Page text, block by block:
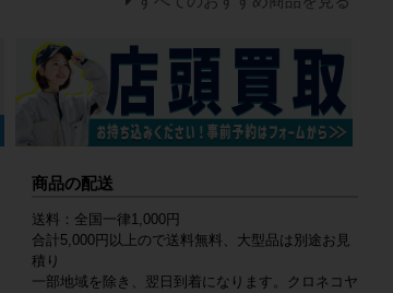
商品の配送
送料：全国一律1,000円
合計5,000円以上ので送料無料、大型品は別途お見
積り
一部地域を除き、翌日到着になります。クロネコヤ